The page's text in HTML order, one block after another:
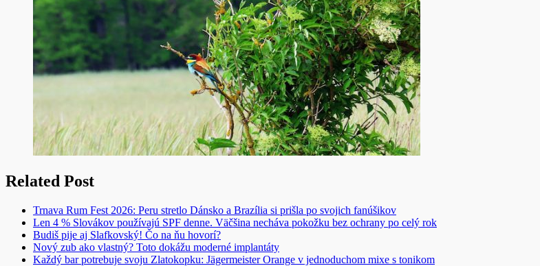
Related Post
Trnava Rum Fest 2026: Peru stretlo Dánsko a Brazília si prišla po svojich fanúšikov
Len 4 % Slovákov používajú SPF denne. Väčšina necháva pokožku bez ochrany po celý rok
Budiš pije aj Slafkovský! Čo na ňu hovorí?
Nový zub ako vlastný? Toto dokážu moderné implantáty
Každý bar potrebuje svoju Zlatokopku: Jägermeister Orange v jednoduchom mixe s tonikom